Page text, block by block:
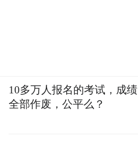
10多万人报名的考试，成绩
全部作废，公平么？